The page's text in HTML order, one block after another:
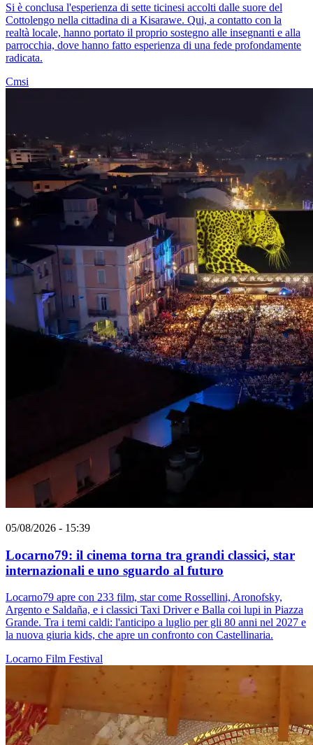
Si è conclusa l'esperienza di sette ticinesi accolti dalle suore del
Cottolengo nella cittadina di a Kisarawe. Qui, a contatto con la
realtà locale, hanno portato il proprio sostegno alle insegnanti e alla
parrocchia, dove hanno fatto esperienza di una fede profondamente
radicata.
Cmsi
05/08/2026 - 15:39
Locarno79: il cinema torna tra grandi classici, star
internazionali e uno sguardo al futuro
Locarno79 apre con 233 film, star come Rossellini, Aronofsky,
Argento e Saldaña, e i classici Taxi Driver e Balla coi lupi in Piazza
Grande. Tra i temi caldi: l'anticipo a luglio per gli 80 anni nel 2027 e
la nuova giuria kids, che apre un confronto con Castellinaria.
Locarno Film Festival